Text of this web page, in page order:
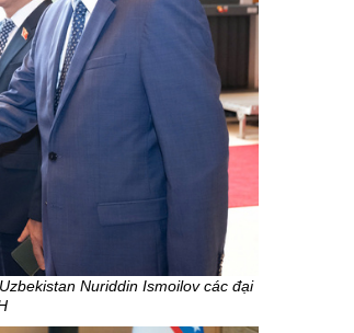
Nuriddin Ismoilov các đại